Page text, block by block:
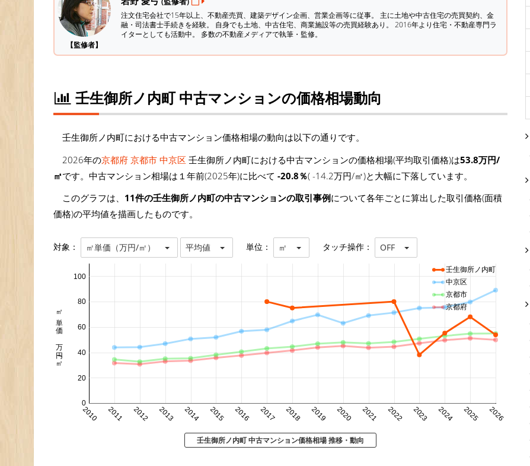
【監修者】
注文住宅会社で15年以上、不動産売買、建築デザイン企画、営業企画等に従事。 主に土地や中古住宅の売買契約、金
融・司法書士手続きを経験。 自身でも土地、中古住宅、商業施設等の売買経験あり。 2016年より住宅・不動産専門ラ
イターとしても活動中。 多数の不動産メディアで執筆・監修。
壬生御所ノ内町 中古マンションの価格相場動向
壬生御所ノ内町における中古マンション価格相場の動向は以下の通りです。
2026年の京都府 京都市 中京区 壬生御所ノ内町における中古マンションの価格相場(平均取引価格)は53.8万円/
㎡です。中古マンション相場は１年前(2025年)に比べて -20.8％( -14.2万円/㎡)と大幅に下落しています。
このグラフは、 11件の壬生御所ノ内町の中古マンションの取引事例について各年ごとに算出した取引価格(面積
価格)の平均値を描画したものです。
対象： ㎡単価（万円/㎡） 平均値 単位： ㎡ タッチ操作： OFF
2010 2011 2012 2013 2014 2015 2016 2017 2018 2019 2020 2021 2022 2023 2024 2025 2026
0
20
40
60
80
100
㎡単価 万円/㎡
壬生御所ノ内町
中京区
京都市
京都府
壬生御所ノ内町 中古マンション価格相場 推移・動向